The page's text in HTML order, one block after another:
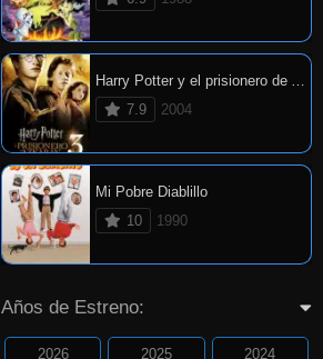
Harry Potter y el prisionero de Azkaban
7.9
2004
Mi Pobre Diablillo
10
1990
Años de Estreno:
2026 2025 2024